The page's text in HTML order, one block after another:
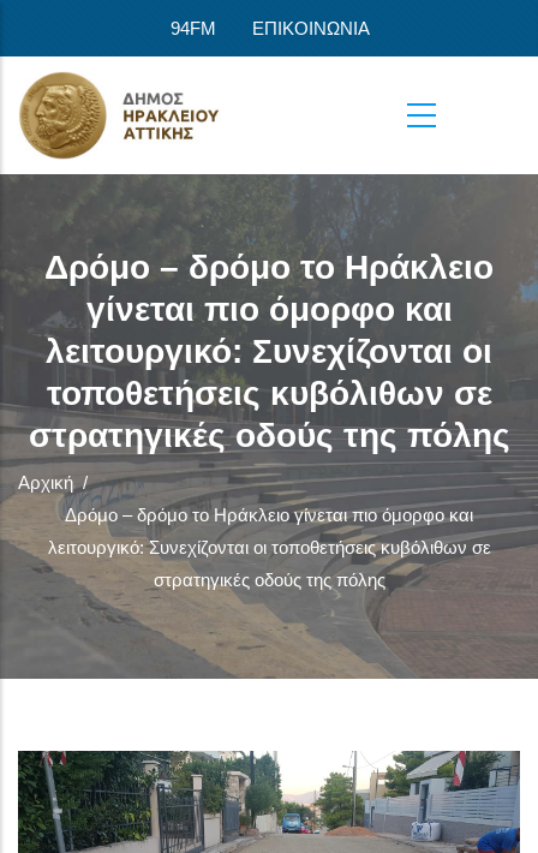
94FM ΕΠΙΚΟΙΝΩΝΙΑ
Δρόμο – δρόμο το Ηράκλειο
γίνεται πιο όμορφο και
λειτουργικό: Συνεχίζονται οι
τοποθετήσεις κυβόλιθων σε
στρατηγικές οδούς της πόλης
Αρχική /
Δρόμο – δρόμο το Ηράκλειο γίνεται πιο όμορφο και
λειτουργικό: Συνεχίζονται οι τοποθετήσεις κυβόλιθων σε
στρατηγικές οδούς της πόλης